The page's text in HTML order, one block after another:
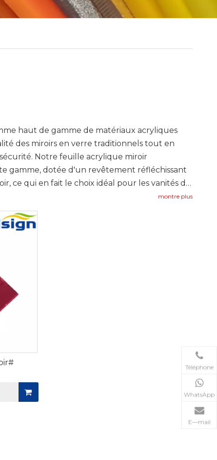
haut de gamme de matériaux acryliques
des miroirs en verre traditionnels tout en
Notre feuille acrylique miroir
gamme, dotée d'un revêtement réfléchissant
ce qui en fait le choix idéal pour les vanités de
aux miroirs en verre, qui sont lourds et
et résistantes aux chocs, réduisant ainsi le
de grande taille ou murales. Le
à l'aide d'une technologie avancée de dépôt
une résistance au pelage, aux rayures ou à
protection contre l'humidité et l'humidité, ce
dans les salles de bains, les spas et autres
ou s'embuer. En plus des applications
utilisation décorative dans le design
et aux installations artistiques.
panneaux flottants ou des miroirs incurvés,
pour miroirs Allsign sont disponibles en
et polies pour créer des designs de
muraux pour les espaces commerciaux.
améliorer la durabilité et éviter les rayures
installant des lavabos de salle de bain, un
montre plus
Téléphone
WhatsApp
E—mail